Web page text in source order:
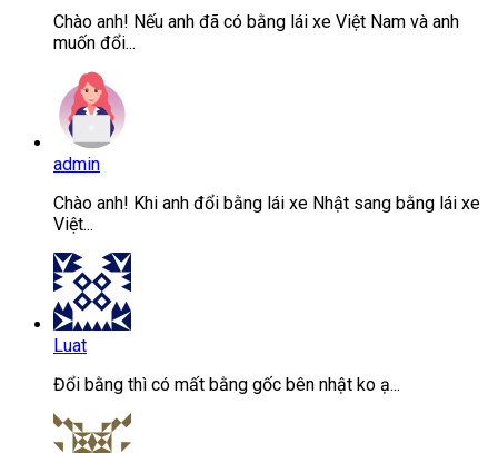
Chào anh! Nếu anh đã có bằng lái xe Việt Nam và anh
muốn đổi...
admin
Chào anh! Khi anh đổi bằng lái xe Nhật sang bằng lái xe
Việt...
Luat
Đổi bằng thì có mất bằng gốc bên nhật ko ạ...